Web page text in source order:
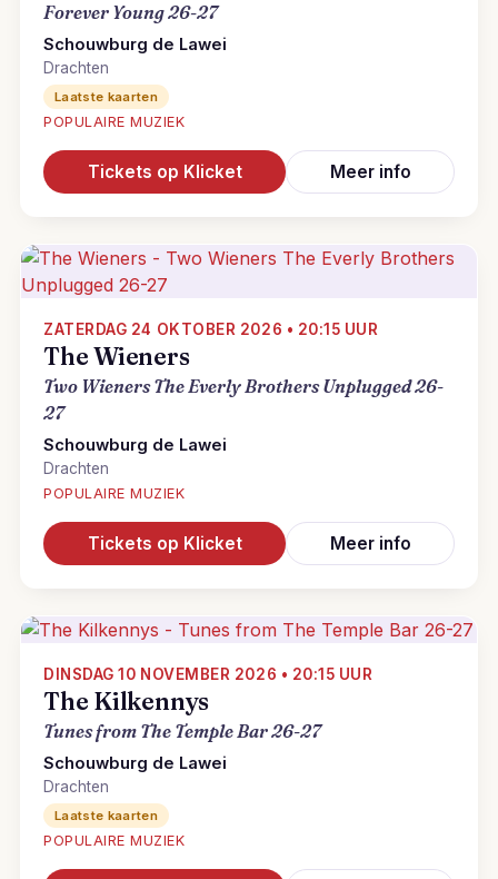
Forever Young 26-27
Schouwburg de Lawei
Drachten
Laatste kaarten
POPULAIRE MUZIEK
Tickets op Klicket Meer info
ZATERDAG 24 OKTOBER 2026 • 20:15 UUR
The Wieners
Two Wieners The Everly Brothers Unplugged 26-
27
Schouwburg de Lawei
Drachten
POPULAIRE MUZIEK
Tickets op Klicket Meer info
DINSDAG 10 NOVEMBER 2026 • 20:15 UUR
The Kilkennys
Tunes from The Temple Bar 26-27
Schouwburg de Lawei
Drachten
Laatste kaarten
POPULAIRE MUZIEK